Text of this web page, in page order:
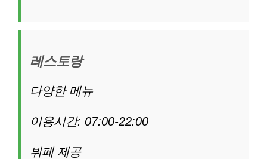
레스토랑
다양한 메뉴
이용시간: 07:00-22:00
뷔페 제공